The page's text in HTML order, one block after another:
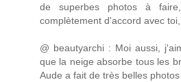
de superbes photos à
complètement d'accord avec
@ beautyarchi : Moi aussi,
que la neige absorbe tous les
Aude a fait de très belles photos